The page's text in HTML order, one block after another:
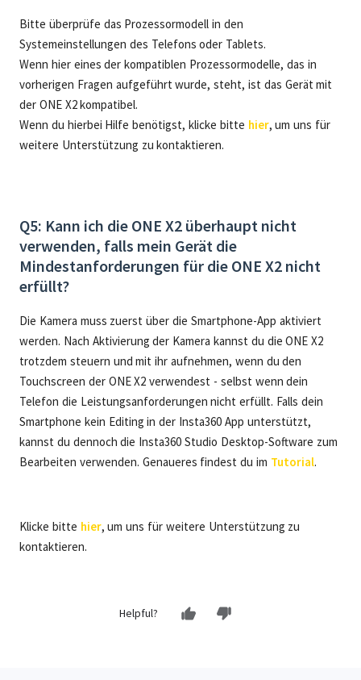
Bitte überprüfe das Prozessormodell in den
Systemeinstellungen des Telefons oder Tablets.
Wenn hier eines der kompatiblen Prozessormodelle, das in
vorherigen Fragen aufgeführt wurde, steht, ist das Gerät mit
der ONE X2 kompatibel.
Wenn du hierbei Hilfe benötigst, klicke bitte hier, um uns für
weitere Unterstützung zu kontaktieren.
Q5: Kann ich die ONE X2 überhaupt nicht
verwenden, falls mein Gerät die
Mindestanforderungen für die ONE X2 nicht
erfüllt?
Die Kamera muss zuerst über die Smartphone-App aktiviert
werden. Nach Aktivierung der Kamera kannst du die ONE X2
trotzdem steuern und mit ihr aufnehmen, wenn du den
Touchscreen der ONE X2 verwendest - selbst wenn dein
Telefon die Leistungsanforderungen nicht erfüllt. Falls dein
Smartphone kein Editing in der Insta360 App unterstützt,
kannst du dennoch die Insta360 Studio Desktop-Software zum
Bearbeiten verwenden. Genaueres findest du im Tutorial.
Klicke bitte hier, um uns für weitere Unterstützung zu
kontaktieren.
Helpful?